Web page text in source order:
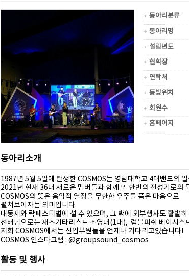
동아리분류
동아리명
설립년도
현회장
연락처
동방위치
회원수
홈페이지
동아리소개
1987년 5월 5일에 탄생한 COSMOS는 영남대학교 4대밴드의 일
2021년 현재 36대 새로운 멤버들과 함께 또 한번의 전성기로의
COSMOS의 뜻은 음악적 열정을 무한한 우주를 품은 마음으로
펼쳐보이자는 의미입니다.
대동제와 락페스티벌에 설 수 있으며, 그 밖에 외부행사도 활발
선배님으로는 재즈기타리스트 조영대(1대), 럼블피쉬 베이시
저희 COSMOS에서는 신입부원들을 언제나 기다리고있습니다!
COSMOS 인스타그램 : @groupsound_cosmos
활동 및 행사